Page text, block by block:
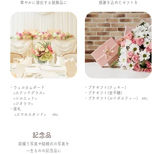
華やかに演出する装飾品に
・ウェルカムボード
<ステンドグラス>​
<シルエット>​
<ジオラマ>​
・席札
<スマホスタンド>​ etc.
前撮り写真や結婚式の写真を
一生ものの記念品に
感謝を込めたギフトを
・プチギフト(クッキー)
・プチギフト(金平糖)
・プチギフト(ルイボスティー) etc.
記念品